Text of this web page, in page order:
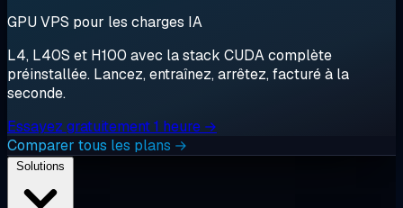
GPU VPS pour les charges IA
L4, L40S et H100 avec la stack CUDA complète
préinstallée. Lancez, entraînez, arrêtez, facturé à la
seconde.
Essayez gratuitement 1 heure →
Comparer tous les plans →